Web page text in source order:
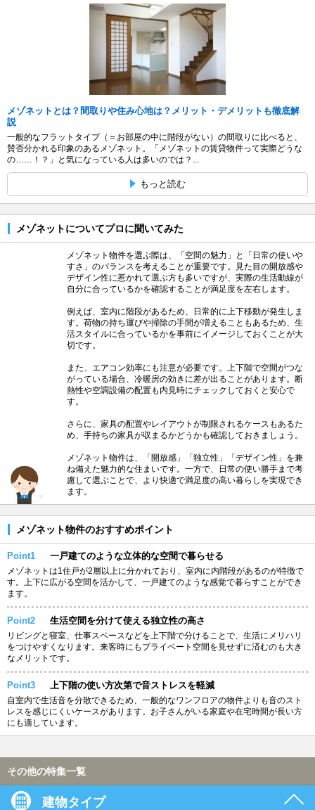
メゾネットとは？間取りや住み心地は？メリット・デメリットも徹底解
説
一般的なフラットタイプ（＝お部屋の中に階段がない）の間取りに比べると、
賛否分かれる印象のあるメゾネット。「メゾネットの賃貸物件って実際どうな
の……！？」と気になっている人は多いのでは？...
もっと読む
メゾネットについてプロに聞いてみた
メゾネット物件を選ぶ際は、「空間の魅力」と「日常の使いや
すさ」のバランスを考えることが重要です。見た目の開放感や
デザイン性に惹かれて選ぶ方も多いですが、実際の生活動線が
自分に合っているかを確認することが満足度を左右します。
例えば、室内に階段があるため、日常的に上下移動が発生しま
す。荷物の持ち運びや掃除の手間が増えることもあるため、生
活スタイルに合っているかを事前にイメージしておくことが大
切です。
また、エアコン効率にも注意が必要です。上下階で空間がつな
がっている場合、冷暖房の効きに差が出ることがあります。断
熱性や空調設備の配置も内見時にチェックしておくと安心で
す。
さらに、家具の配置やレイアウトが制限されるケースもあるた
め、手持ちの家具が収まるかどうかも確認しておきましょう。
メゾネット物件は、「開放感」「独立性」「デザイン性」を兼
ね備えた魅力的な住まいです。一方で、日常の使い勝手まで考
慮して選ぶことで、より快適で満足度の高い暮らしを実現でき
ます。
メゾネット物件のおすすめポイント
Point1 一戸建てのような立体的な空間で暮らせる
メゾネットは1住戸が2層以上に分かれており、室内に内階段があるのが特徴で
す。上下に広がる空間を活かして、一戸建てのような感覚で暮らすことができ
ます。
Point2 生活空間を分けて使える独立性の高さ
リビングと寝室、仕事スペースなどを上下階で分けることで、生活にメリハリ
をつけやすくなります。来客時にもプライベート空間を見せずに済むのも大き
なメリットです。
Point3 上下階の使い方次第で音ストレスを軽減
自室内で生活音を分散できるため、一般的なワンフロアの物件よりも音のスト
レスを感じにくいケースがあります。お子さんがいる家庭や在宅時間が長い方
にも適しています。
その他の特集一覧
建物タイプ